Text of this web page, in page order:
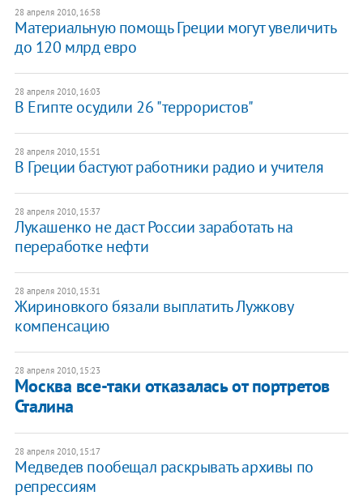
28 апреля 2010, 16:58
Материальную помощь Греции могут увеличить
до 120 млрд евро
28 апреля 2010, 16:03
В Египте осудили 26 "террористов"
28 апреля 2010, 15:51
В Греции бастуют работники радио и учителя
28 апреля 2010, 15:37
Лукашенко не даст России заработать на
переработке нефти
28 апреля 2010, 15:31
Жириновкого бязали выплатить Лужкову
компенсацию
28 апреля 2010, 15:23
Москва все-таки отказалась от портретов
Сталина
28 апреля 2010, 15:17
Медведев пообещал раскрывать архивы по
репрессиям